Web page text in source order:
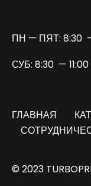
ПН — ПЯТ: 8:30
СУБ: 8:30 —
ГЛАВНАЯ
© 2023